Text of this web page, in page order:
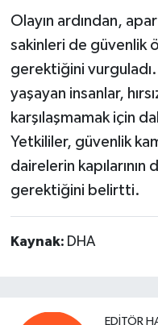
Olayın ardından,
sakinleri de güvenlik
gerektiğini
yaşayan insanlar,
karşılaşmamak için
Yetkililer, güvenlik
dairelerin
gerektiğini belirtti.
Kaynak: DHA
EDITÖR